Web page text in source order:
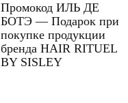
Промокод ИЛЬ ДЕ
БОТЭ — Подарок при
покупке продукции
бренда HAIR RITUEL
BY SISLEY